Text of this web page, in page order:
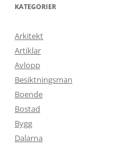
KATEGORIER
Arkitekt
Artiklar
Avlopp
Besiktningsman
Boende
Bostad
Bygg
Dalarna